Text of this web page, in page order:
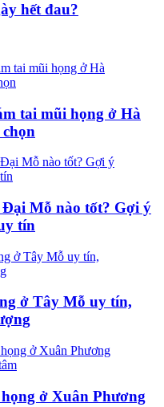
hết đau?
tai mũi họng ở Hà
Mỗ nào tốt? Gợi ý
tín
ở Tây Mỗ uy tín,
ở Xuân Phương